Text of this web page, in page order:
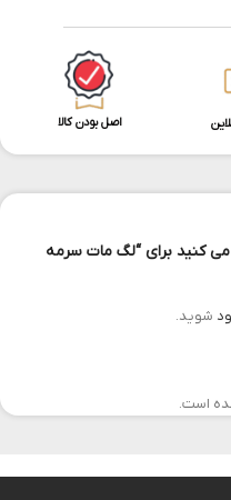
اصل بودن کالا
است.
می کنید برای “لگ مات سرمه
شوید.